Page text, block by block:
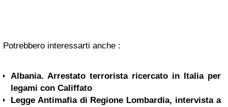
Potrebbero interessarti anche :
Albania. Arrestato terrorista ricercato in Italia per
legami con Califfato
Legge Antimafia di Regione Lombardia, intervista a